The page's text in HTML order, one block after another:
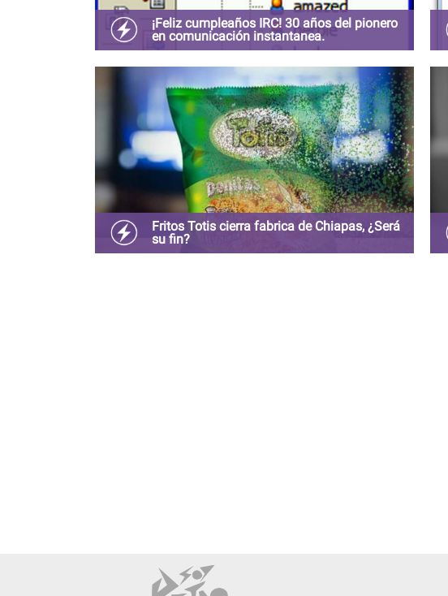
¡Feliz cumpleaños IRC! 30 años del pionero
en comunicación instantanea.
manteles largos
Fritos Totis cierra fabrica de Chiapas, ¿Será
su fin?